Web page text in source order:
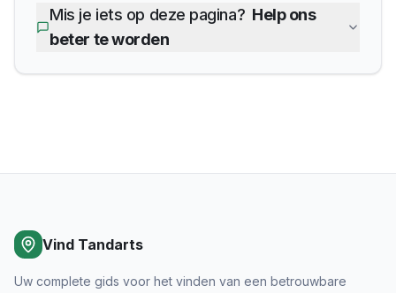
Mis je iets op deze pagina? Help ons
beter te worden
Vind Tandarts
Uw complete gids voor het vinden van een betrouwbare